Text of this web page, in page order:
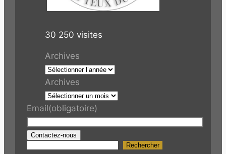
30 250 visites
Archives
Archives
Email(obligatoire)
Contactez-nous
R
Rechercher